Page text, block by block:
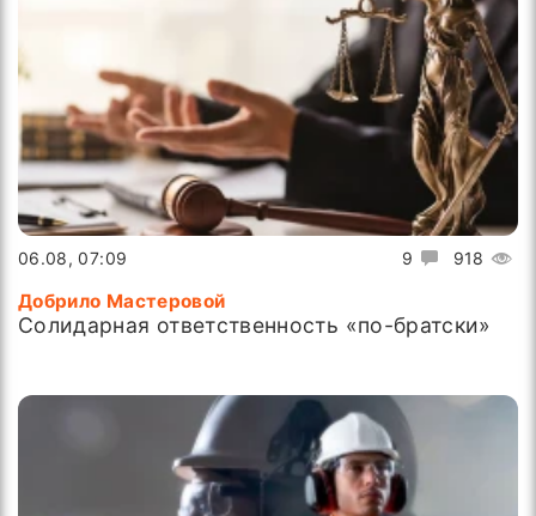
9 918
06.08, 07:09
Добрило Мастеровой
Солидарная ответственность «по-братски»